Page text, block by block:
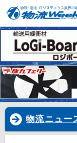
物流ニュー